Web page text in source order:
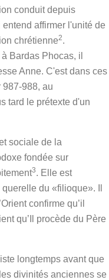
conduit depuis
affirmer l'unité de
chrétienne2.
Bardas Phocas, il
Anne. C'est dans ces
988, au
tard le prétexte d'un
sociale de la
fondée sur
3. Elle est
du «filioque». Il
confirme qu’il
qu’Il procède du Père
longtemps avant que
divinités anciennes se